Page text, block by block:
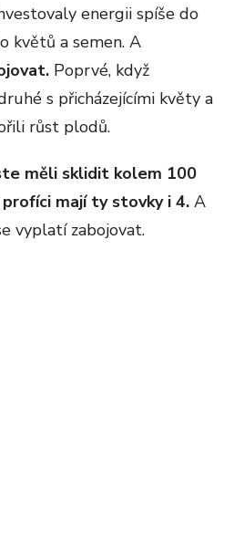
energii spíše do
květů a semen. A
Poprvé, když
s přicházejícími květy a
růst plodů.
měli sklidit kolem 100
mají ty stovky i 4. A
vyplatí zabojovat.